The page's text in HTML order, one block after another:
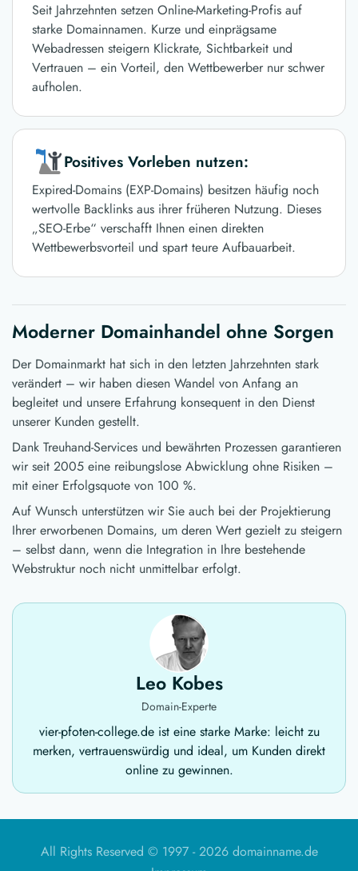
Seit Jahrzehnten setzen Online-Marketing-Profis auf
starke Domainnamen. Kurze und einprägsame
Webadressen steigern Klickrate, Sichtbarkeit und
Vertrauen – ein Vorteil, den Wettbewerber nur schwer
aufholen.
Positives Vorleben nutzen:
Expired-Domains (EXP-Domains) besitzen häufig noch
wertvolle Backlinks aus ihrer früheren Nutzung. Dieses
„SEO-Erbe“ verschafft Ihnen einen direkten
Wettbewerbsvorteil und spart teure Aufbauarbeit.
Moderner Domainhandel ohne Sorgen
Der Domainmarkt hat sich in den letzten Jahrzehnten stark
verändert – wir haben diesen Wandel von Anfang an
begleitet und unsere Erfahrung konsequent in den Dienst
unserer Kunden gestellt.
Dank Treuhand-Services und bewährten Prozessen garantieren
wir seit 2005 eine reibungslose Abwicklung ohne Risiken –
mit einer Erfolgsquote von 100 %.
Auf Wunsch unterstützen wir Sie auch bei der Projektierung
Ihrer erworbenen Domains, um deren Wert gezielt zu steigern
– selbst dann, wenn die Integration in Ihre bestehende
Webstruktur noch nicht unmittelbar erfolgt.
Leo Kobes
Domain-Experte
vier-pfoten-college.de ist eine starke Marke: leicht zu
merken, vertrauenswürdig und ideal, um Kunden direkt
online zu gewinnen.
All Rights Reserved © 1997 -2026 domainname.de